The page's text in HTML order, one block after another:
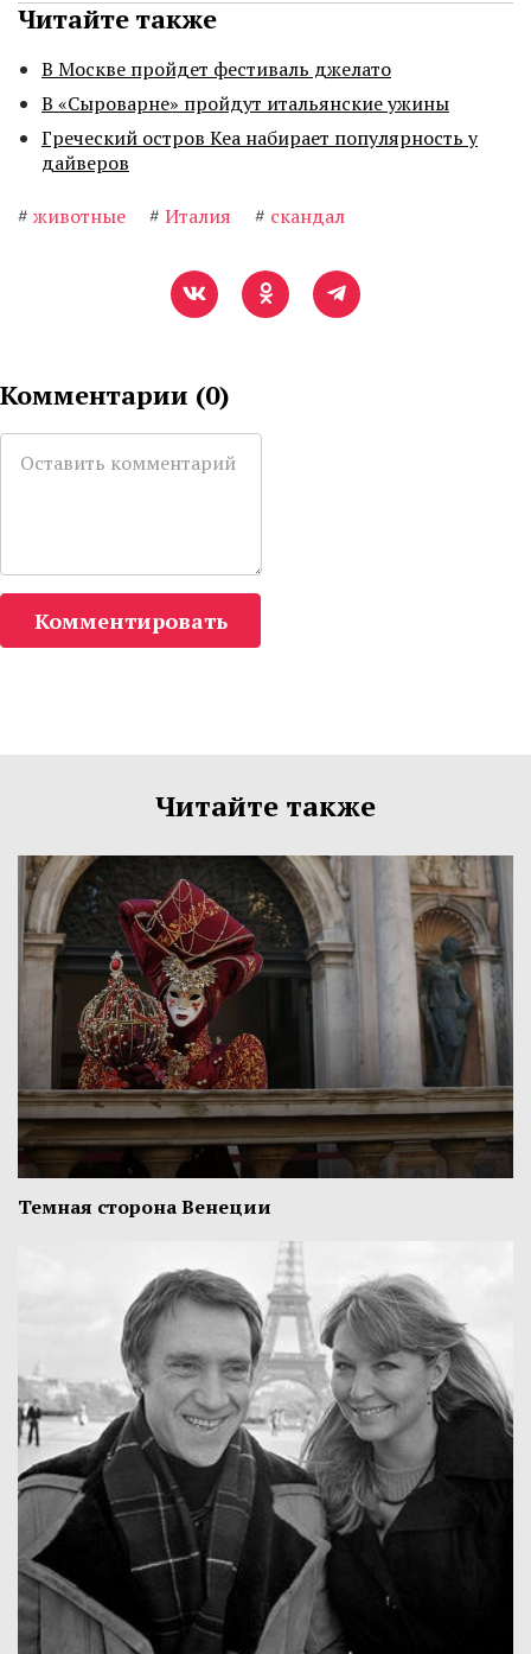
Читайте также
В Москве пройдет фестиваль джелато
В «Сыроварне» пройдут итальянские ужины
Греческий остров Кеа набирает популярность у
дайверов
# животные # Италия # скандал
Комментарии (0)
Комментировать
Читайте также
Темная сторона Венеции